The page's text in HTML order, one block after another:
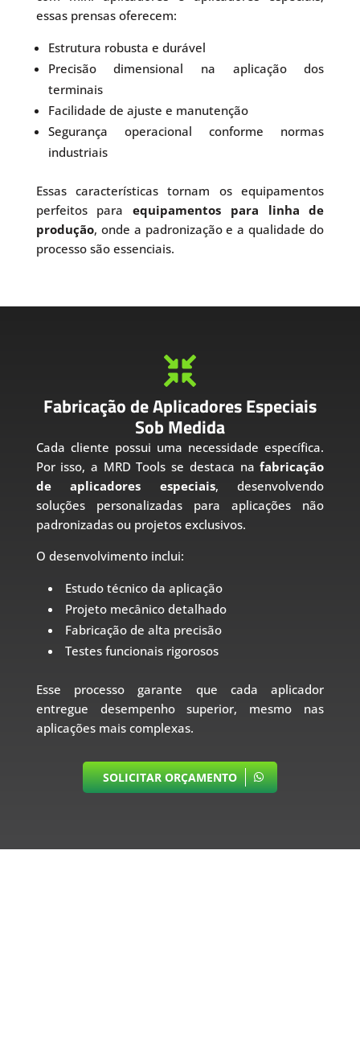
essas prensas oferecem:
Estrutura robusta e durável
Precisão dimensional na aplicação dos
terminais
Facilidade de ajuste e manutenção
Segurança operacional conforme normas
industriais
Essas características tornam os equipamentos
perfeitos paraequipamentos para linha de
produção, onde a padronização e a qualidade do
processo são essenciais.

Fabricação de Aplicadores Especiais
Sob Medida
Cada cliente possui uma necessidade específica.
Por isso, a MRD Tools se destaca nafabricação
de aplicadores especiais, desenvolvendo
soluções personalizadas para aplicações não
padronizadas ou projetos exclusivos.
O desenvolvimento inclui:
Estudo técnico da aplicação
Projeto mecânico detalhado
Fabricação de alta precisão
Testes funcionais rigorosos
Esse processo garante que cada aplicador
entregue desempenho superior, mesmo nas
aplicações mais complexas.
SOLICITAR ORÇAMENTO